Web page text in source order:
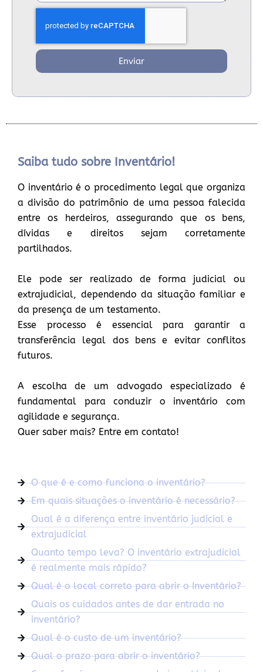
Enviar
Saiba tudo sobre Inventário!
O inventário é o procedimento legal que organiza
a divisão do patrimônio de uma pessoa falecida
entre os herdeiros, assegurando que os bens,
dívidas e direitos sejam corretamente
partilhados.
Ele pode ser realizado de forma judicial ou
extrajudicial, dependendo da situação familiar e
da presença de um testamento.
Esse processo é essencial para garantir a
transferência legal dos bens e evitar conflitos
futuros.
A escolha de um advogado especializado é
fundamental para conduzir o inventário com
agilidade e segurança.
Quer saber mais? Entre em contato!
O que é e como funciona o inventário?
Em quais situações o inventário é necessário?
Qual é a diferença entre inventário judicial e
extrajudicial
Quanto tempo leva? O inventário extrajudicial
é realmente mais rápido?
Qual é o local correto para abrir o Inventário?
Quais os cuidados antes de dar entrada no
inventário?
Qual é o custo de um inventário?
Qual o prazo para abrir o inventário?